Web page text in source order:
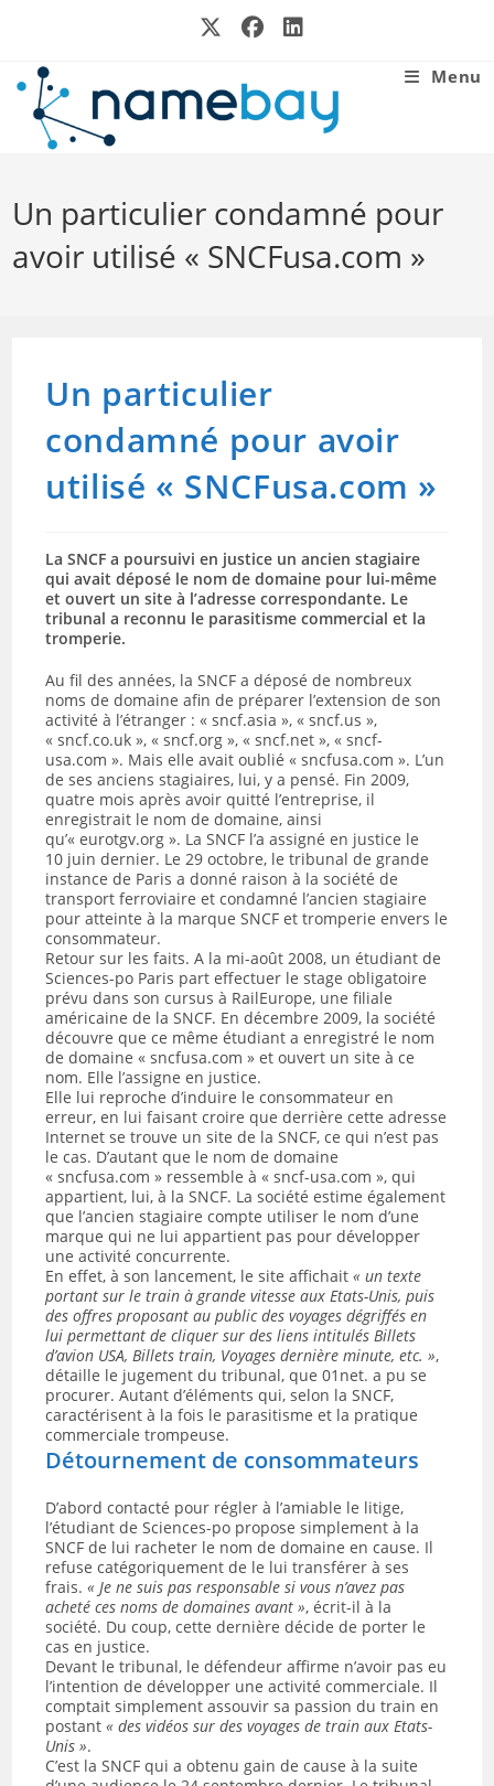
Menu
Un particulier condamné pour
avoir utilisé « SNCFusa.com »
Un particulier
condamné pour avoir
utilisé « SNCFusa.com »
La SNCF a poursuivi en justice un ancien stagiaire
qui avait déposé le nom de domaine pour lui-même
et ouvert un site à l’adresse correspondante. Le
tribunal a reconnu le parasitisme commercial et la
tromperie.
Au fil des années, la SNCF a déposé de nombreux
noms de domaine afin de préparer l’extension de son
activité à l’étranger : « sncf.asia », « sncf.us »,
« sncf.co.uk », « sncf.org », « sncf.net », « sncf-
usa.com ». Mais elle avait oublié « sncfusa.com ». L’un
de ses anciens stagiaires, lui, y a pensé. Fin 2009,
quatre mois après avoir quitté l’entreprise, il
enregistrait le nom de domaine, ainsi
qu’« eurotgv.org ». La SNCF l’a assigné en justice le
10 juin dernier. Le 29 octobre, le tribunal de grande
instance de Paris a donné raison à la société de
transport ferroviaire et condamné l’ancien stagiaire
pour atteinte à la marque SNCF et tromperie envers le
consommateur.
Retour sur les faits. A la mi-août 2008, un étudiant de
Sciences-po Paris part effectuer le stage obligatoire
prévu dans son cursus à RailEurope, une filiale
américaine de la SNCF. En décembre 2009, la société
découvre que ce même étudiant a enregistré le nom
de domaine « sncfusa.com » et ouvert un site à ce
nom. Elle l’assigne en justice.
Elle lui reproche d’induire le consommateur en
erreur, en lui faisant croire que derrière cette adresse
Internet se trouve un site de la SNCF, ce qui n’est pas
le cas. D’autant que le nom de domaine
« sncfusa.com » ressemble à « sncf-usa.com », qui
appartient, lui, à la SNCF. La société estime également
que l’ancien stagiaire compte utiliser le nom d’une
marque qui ne lui appartient pas pour développer
une activité concurrente.
En effet, à son lancement, le site affichait« un texte
portant sur le train à grande vitesse aux Etats-Unis, puis
des offres proposant au public des voyages dégriffés en
lui permettant de cliquer sur des liens intitulés Billets
d’avion USA, Billets train, Voyages dernière minute, etc. »,
détaille le jugement du tribunal, que 01net. a pu se
procurer. Autant d’éléments qui, selon la SNCF,
caractérisent à la fois le parasitisme et la pratique
commerciale trompeuse.
Détournement de consommateurs
D’abord contacté pour régler à l’amiable le litige,
l’étudiant de Sciences-po propose simplement à la
SNCF de lui racheter le nom de domaine en cause. Il
refuse catégoriquement de le lui transférer à ses
frais.« Je ne suis pas responsable si vous n’avez pas
acheté ces noms de domaines avant », écrit-il à la
société. Du coup, cette dernière décide de porter le
cas en justice.
Devant le tribunal, le défendeur affirme n’avoir pas eu
l’intention de développer une activité commerciale. Il
comptait simplement assouvir sa passion du train en
postant « des vidéos sur des voyages de train aux Etats-
Unis ».
C’est la SNCF qui a obtenu gain de cause à la suite